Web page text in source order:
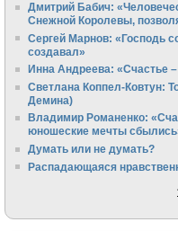
Дмитрий Бабич:
Снежной Королевы,
Сергей Марнов: «Господь
создавал»
Инна Андреева: «Счастье
Светлана Коппел-Ковтун:
Демина)
Владимир Романенко:
юношеские мечты
Думать или не думать?
Распадающаяся